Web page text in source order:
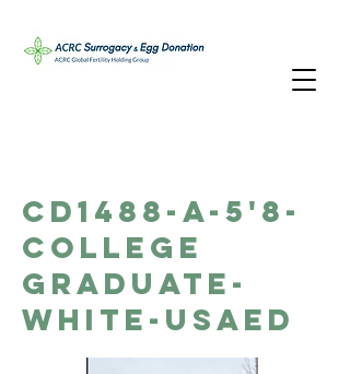
CD1488-A-5'8-
College
Graduate-
White-USAED